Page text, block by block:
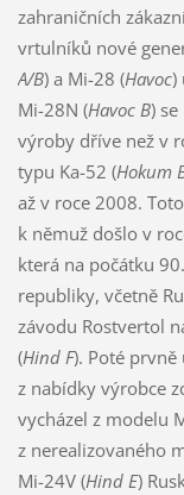
zahraničních
vrtulníků nové
A/B) a Mi-28 (Havoc)
Mi-28N (Havoc B)
výroby dříve než v
typu Ka-52 (Hokum
až v roce 2008.
k němuž došlo v
která na počátku
republiky, včetně
závodu Rostvertol
(Hind F). Poté
z nabídky výrobce
vycházel z modelu
z nerealizovaného
Mi-24V (Hind E)